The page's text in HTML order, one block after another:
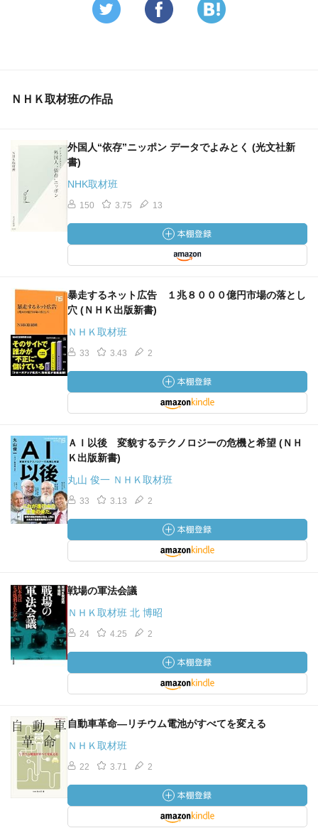
ＮＨＫ取材班の作品
外国人“依存”ニッポン データでよみとく (光文社新
書)
NHK取材班
150 3.75 13
暴走するネット広告 １兆８０００億円市場の落とし
穴 (ＮＨＫ出版新書)
ＮＨＫ取材班
33 3.43 2
ＡＩ以後 変貌するテクノロジーの危機と希望 (ＮＨ
Ｋ出版新書)
丸山 俊一 ＮＨＫ取材班
33 3.13 2
戦場の軍法会議
ＮＨＫ取材班 北 博昭
24 4.25 2
自動車革命―リチウム電池がすべてを変える
ＮＨＫ取材班
22 3.71 2